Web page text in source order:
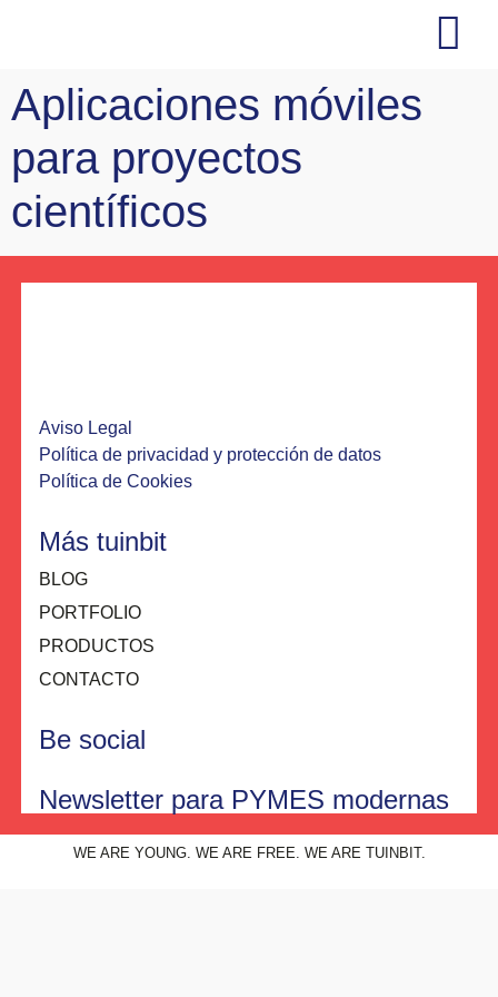
Aplicaciones móviles
para proyectos
científicos
Aviso Legal
Política de privacidad y protección de datos
Política de Cookies
Más tuinbit
BLOG
PORTFOLIO
PRODUCTOS
CONTACTO
Be social
Newsletter para PYMES modernas
WE ARE YOUNG. WE ARE FREE. WE ARE TUINBIT.